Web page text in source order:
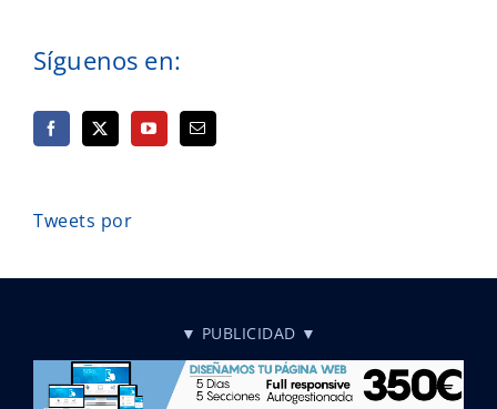
Síguenos en:
Tweets por
▼ PUBLICIDAD ▼